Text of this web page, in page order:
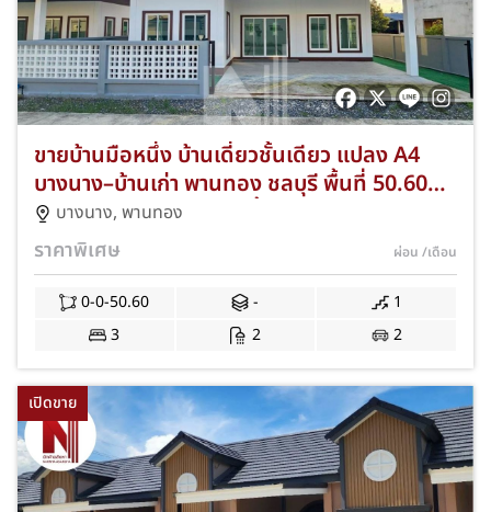
ขายบ้านมือหนึ่ง บ้านเดี่ยวชั้นเดียว แปลง A4
บางนาง–บ้านเก่า พานทอง ชลบุรี พื้นที่ 50.60
ตร.ว. 3 ห้องนอน 2 ห้องน้ำ ฟรีค่าโอน+แอร์
พร้อมเข้าอยู่ JS-276
บางนาง, พานทอง
ราคาพิเศษ ผ่อน /เดือน
0-0-50.60 -
1
3
2 2
เปิดขาย